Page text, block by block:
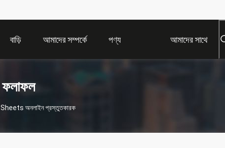
বাড়ি আমাদের সম্পর্কে পণ্য আমাদের সাথে
অনলাইন প্রস্তুতকারক